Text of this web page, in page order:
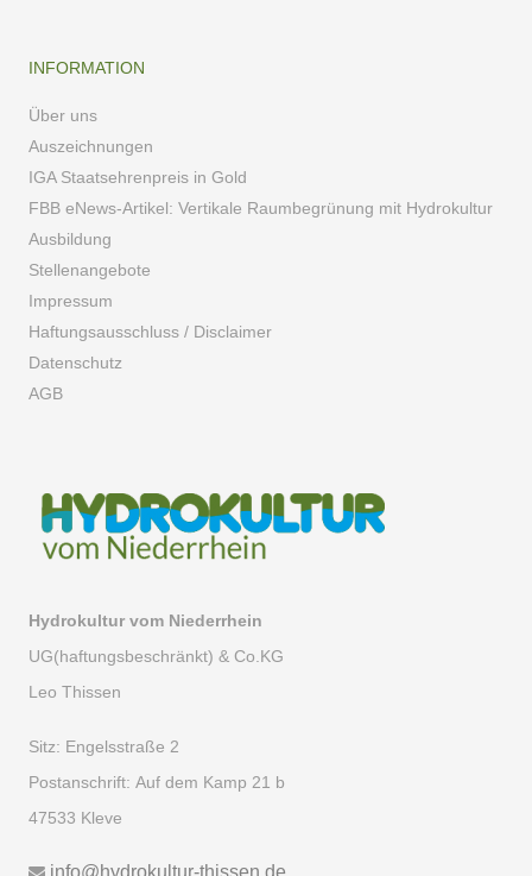
INFORMATION
Über uns
Auszeichnungen
IGA Staatsehrenpreis in Gold
FBB eNews-Artikel: Vertikale Raumbegrünung mit Hydrokultur
Ausbildung
Stellenangebote
Impressum
Haftungsausschluss / Disclaimer
Datenschutz
AGB
Hydrokultur vom Niederrhein
UG(haftungsbeschränkt) & Co.KG
Leo Thissen
Sitz: Engelsstraße 2
Postanschrift: Auf dem Kamp 21 b
47533 Kleve